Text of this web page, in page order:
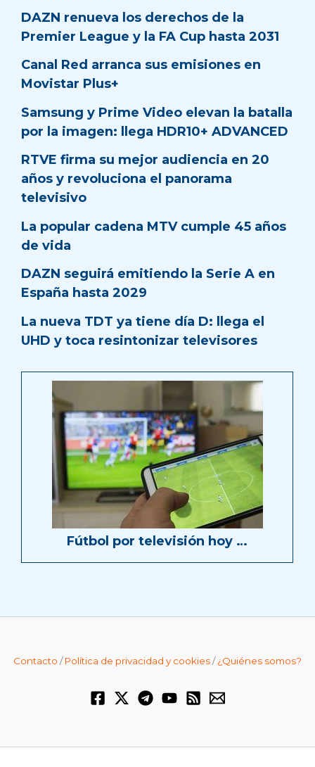
DAZN renueva los derechos de la
Premier League y la FA Cup hasta 2031
Canal Red arranca sus emisiones en
Movistar Plus+
Samsung y Prime Video elevan la batalla
por la imagen: llega HDR10+ ADVANCED
RTVE firma su mejor audiencia en 20
años y revoluciona el panorama
televisivo
La popular cadena MTV cumple 45 años
de vida
DAZN seguirá emitiendo la Serie A en
España hasta 2029
La nueva TDT ya tiene día D: llega el
UHD y toca resintonizar televisores
Fútbol por televisión hoy …
Contacto /Política de privacidad y cookies/¿Quiénes somos?